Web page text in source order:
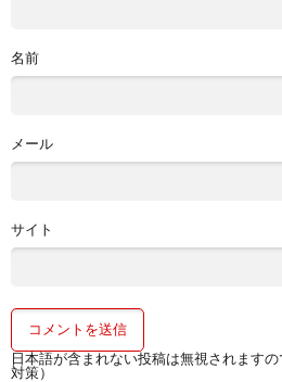
名前
メール
サイト
日本語が含まれない投稿は無視されます
対策）